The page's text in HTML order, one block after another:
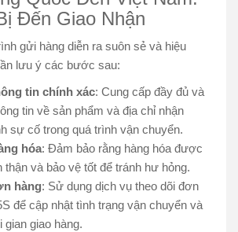
Đến Giao Nhận
gửi hàng diễn ra suôn sẻ và hiệu
lưu ý các bước sau:
tin chính xác: Cung cấp đầy đủ và
tin về sản phẩm và địa chỉ nhận
sự cố trong quá trình vận chuyển.
hóa: Đảm bảo rằng hàng hóa được
thận và bảo vệ tốt để tránh hư hỏng.
hàng: Sử dụng dịch vụ theo dõi đơn
để cập nhật tình trạng vận chuyển và
giao hàng.